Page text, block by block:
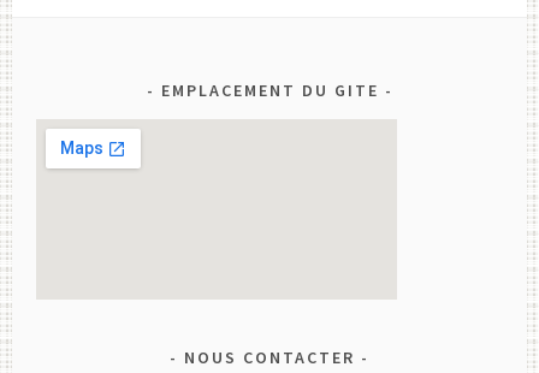
EMPLACEMENT DU GITE
NOUS CONTACTER